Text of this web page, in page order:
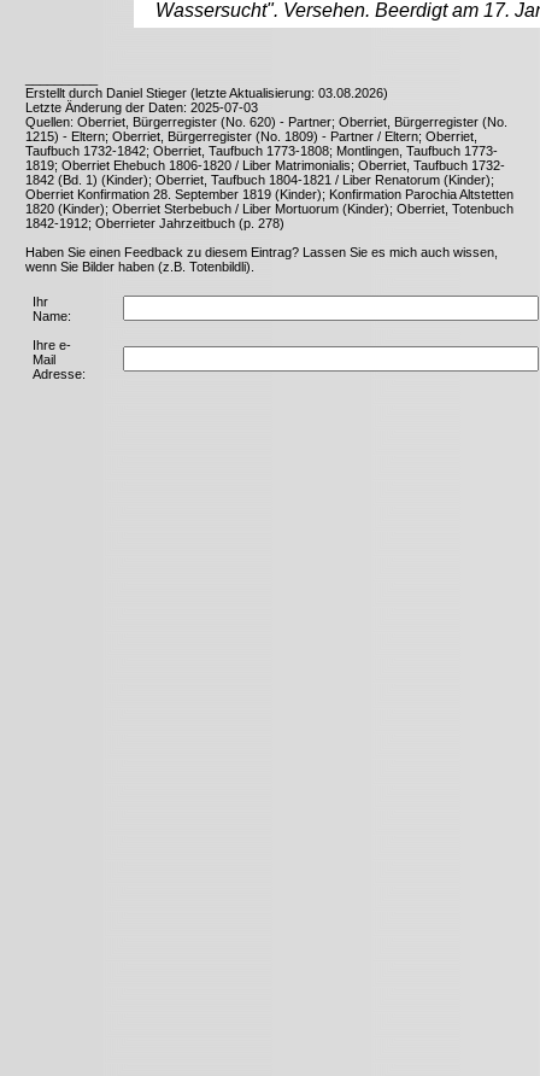
Wassersucht". Versehen. Beerdigt am 17.
Erstellt durch Daniel Stieger (letzte Aktualisierung: 03.08.2026)
Letzte Änderung der Daten: 2025-07-03
Quellen: Oberriet, Bürgerregister (No. 620) - Partner; Oberriet, Bürgerregister (No.
1215) - Eltern; Oberriet, Bürgerregister (No. 1809) - Partner / Eltern; Oberriet,
Taufbuch 1732-1842; Oberriet, Taufbuch 1773-1808; Montlingen, Taufbuch 1773-
1819; Oberriet Ehebuch 1806-1820 / Liber Matrimonialis; Oberriet, Taufbuch 1732-
1842 (Bd. 1) (Kinder); Oberriet, Taufbuch 1804-1821 / Liber Renatorum (Kinder);
Oberriet Konfirmation 28. September 1819 (Kinder); Konfirmation Parochia Altstetten
1820 (Kinder); Oberriet Sterbebuch / Liber Mortuorum (Kinder); Oberriet, Totenbuch
1842-1912; Oberrieter Jahrzeitbuch (p. 278)
Haben Sie einen Feedback zu diesem Eintrag? Lassen Sie es mich auch wissen,
wenn Sie Bilder haben (z.B. Totenbildli).
Ihr
Name:
Ihre e-
Mail
Adresse: